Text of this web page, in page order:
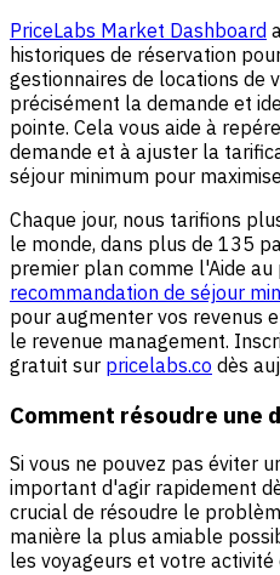
PriceLabs Market Dashboard
historiques de réservation
gestionnaires de locations de
précisément la demande et
pointe. Cela vous aide à
demande et à ajuster la
séjour minimum pour
Chaque jour, nous tarifions
le monde, dans plus de 135
premier plan comme l'Aide
recommandation de séjour
pour augmenter vos revenus
le revenue management.
gratuit sur pricelabs.co dès
Comment résoudre une
Si vous ne pouvez pas éviter
important d'agir rapidement
crucial de résoudre le
manière la plus amiable
les voyageurs et votre activité